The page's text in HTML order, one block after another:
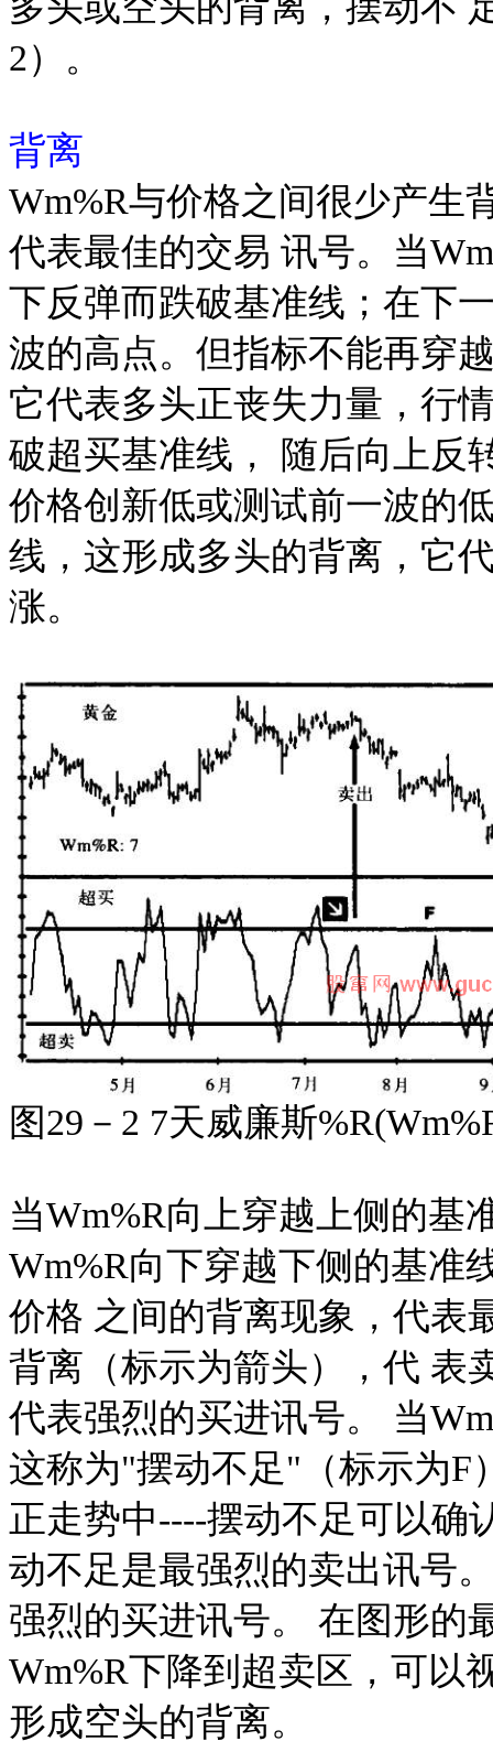
2）。
背离
Wm%R与价格之间很少产生
代表最佳的交易 讯号。当
下反弹而跌破基准线；在下
波的高点。但指标不能再穿
它代表多头正丧失力量，行
破超买基准线， 随后向上反
价格创新低或测试前一波的
线，这形成多头的背离，它
涨。
图29－2 7天威廉斯
当Wm%R向上穿越上侧的基
Wm%R向下穿越下侧的基准
价格 之间的背离现象，代表
背离（标示为箭头），代 表
代表强烈的买进讯号。 当
这称为"摆动不足"（标示为F
正走势中----摆动不足可以确
动不足是最强烈的卖出讯号
强烈的买进讯号。 在图形的
Wm%R下降到超卖区，可以
形成空头的背离。